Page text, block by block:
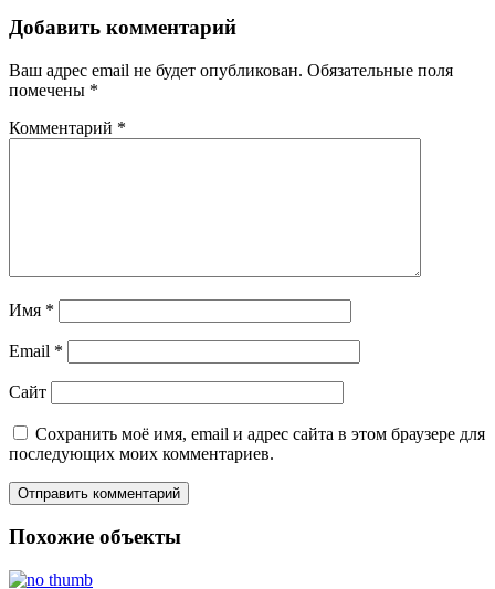
Добавить комментарий
Ваш адрес email не будет опубликован. Обязательные поля
помечены *
Комментарий *
Имя *
Email *
Сайт
Сохранить моё имя, email и адрес сайта в этом браузере для
последующих моих комментариев.
Похожие объекты